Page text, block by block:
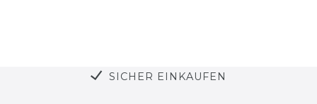
SICHER EINKAUFEN